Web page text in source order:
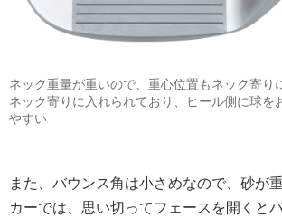
ネック重量が重いので、重心位置もネック寄り
ネック寄りに入れられており、ヒール側に球を
やすい
また、バウンス角は小さめなので、砂が
カーでは、思い切ってフェースを開くと